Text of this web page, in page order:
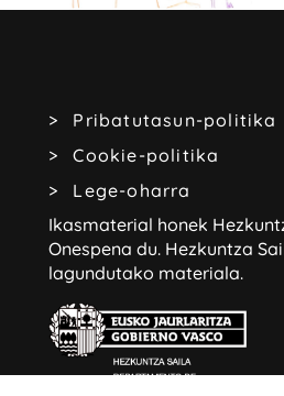
Pribatutasun-politika
Cookie-politika
Lege-oharra
Ikasmaterial honek
Onespena du. Hezkuntza
lagundutako materiala.